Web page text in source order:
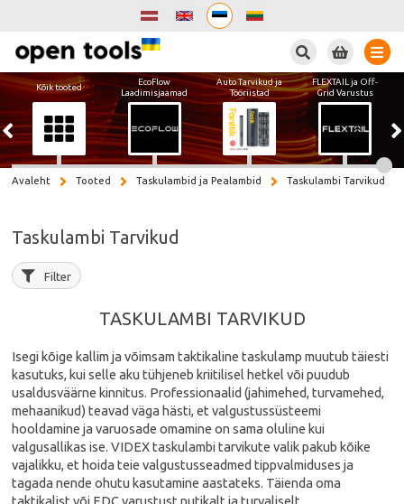
Kõik tooted
EcoFlow
Laadimisjaamad
Auto Tarvikud ja
Tööriistad
FLEXTAIL ja Off-
Grid Varustus
Avaleht Tooted Taskulambid ja Pealambid Taskulambi Tarvikud
Taskulambi Tarvikud
Filter
TASKULAMBI TARVIKUD
Isegi kõige kallim ja võimsam taktikaline taskulamp muutub täiesti
kasutuks, kui selle aku tühjeneb kriitilisel hetkel või puudub
usaldusväärne kinnitus. Professionaalid (jahimehed, turvamehed,
mehaanikud) teavad väga hästi, et valgustussüsteemi
hooldamine ja varuosade omamine on sama oluline kui
valgusallikas ise. VIDEX taskulambi tarvikute valik pakub kõike
vajalikku, et hoida teie valgustusseadmed tippvalmiduses ja
tagada nende ohutu kasutamine aastateks. Täienda oma
taktikalist või EDC varustust nutikalt ja turvaliselt